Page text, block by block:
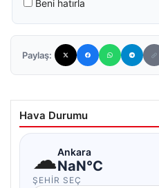
Beni hatırla
Paylaş:
Hava Durumu
☁Ankara
NaN°C
ŞEHIR SEÇ